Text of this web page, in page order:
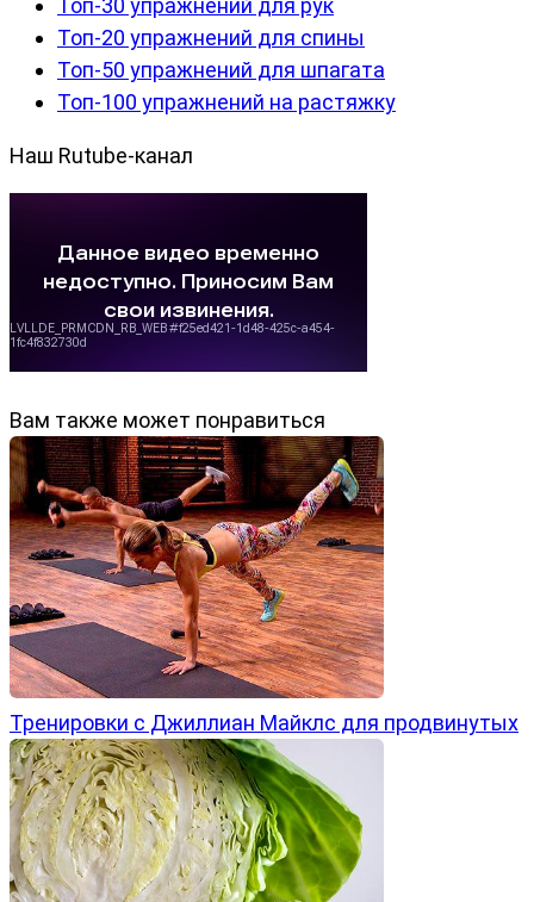
Топ-30 упражнений для рук
Топ-20 упражнений для спины
Топ-50 упражнений для шпагата
Топ-100 упражнений на растяжку
Наш Rutube-канал
Вам также может понравиться
Тренировки с Джиллиан Майклс для продвинутых